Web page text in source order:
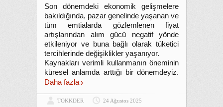
Son dönemdeki ekonomik gelişmelere
bakıldığında, pazar genelinde yaşanan ve
tüm emtialarda gözlemlenen fiyat
artışlarından alım gücü negatif yönde
etkileniyor ve buna bağlı olarak tüketici
tercihlerinde değişiklikler yaşanıyor.
Kaynakları verimli kullanmanın öneminin
küresel anlamda arttığı bir dönemdeyiz.
Daha fazla
TOKKDER
24 Ağustos 2025